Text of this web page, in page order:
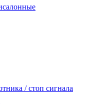
/ стоп сигнала